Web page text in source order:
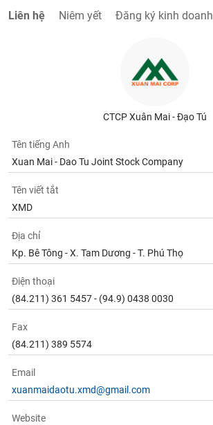
Liên hệ Niêm yết Đăng ký kinh doanh
CTCP Xuân Mai - Đạo Tú
Tên tiếng Anh
Xuan Mai - Dao Tu Joint Stock Company
Tên viết tắt
XMD
Địa chỉ
Kp. Bê Tông - X. Tam Dương - T. Phú Thọ
Điện thoại
(84.211) 361 5457 - (94.9) 0438 0030
Fax
(84.211) 389 5574
Email
xuanmaidaotu.xmd@gmail.com
Website